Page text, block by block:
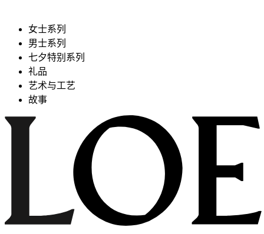
女士系列
男士系列
七夕特别系列
礼品
艺术与工艺
故事